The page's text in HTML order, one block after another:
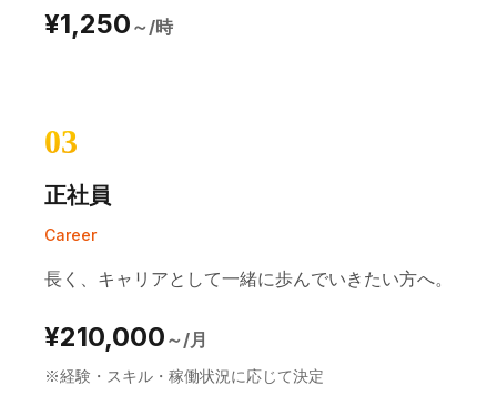
¥1,250 ～/時
03
正社員
Career
長く、キャリアとして一緒に歩んでいきたい方へ。
¥210,000 ～/月
※経験・スキル・稼働状況に応じて決定